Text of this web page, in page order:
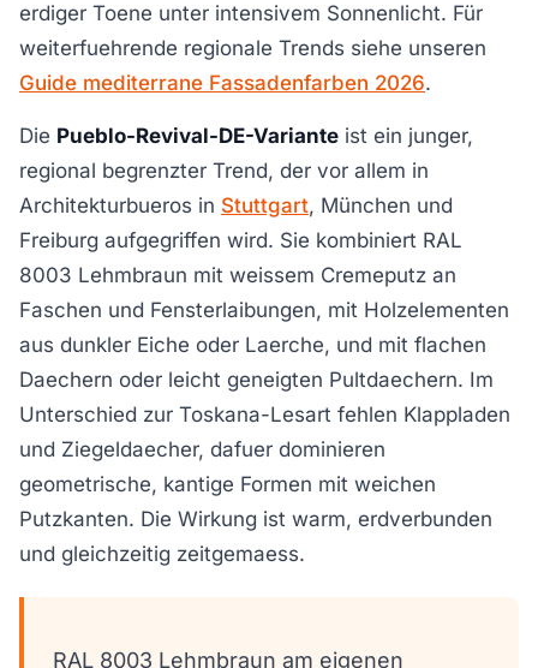
erdiger Toene unter intensivem Sonnenlicht. Für
weiterfuehrende regionale Trends siehe unseren
Guide mediterrane Fassadenfarben 2026.
Die Pueblo-Revival-DE-Variante ist ein junger,
regional begrenzter Trend, der vor allem in
Architekturbueros in Stuttgart, München und
Freiburg aufgegriffen wird. Sie kombiniert RAL
8003 Lehmbraun mit weissem Cremeputz an
Faschen und Fensterlaibungen, mit Holzelementen
aus dunkler Eiche oder Laerche, und mit flachen
Daechern oder leicht geneigten Pultdaechern. Im
Unterschied zur Toskana-Lesart fehlen Klappladen
und Ziegeldaecher, dafuer dominieren
geometrische, kantige Formen mit weichen
Putzkanten. Die Wirkung ist warm, erdverbunden
und gleichzeitig zeitgemaess.
RAL 8003 Lehmbraun am eigenen